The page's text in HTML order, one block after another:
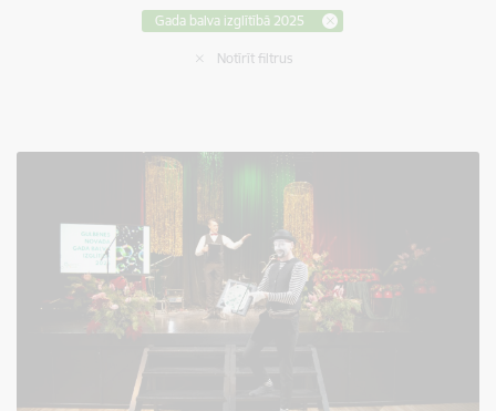
Gada balva izglītībā 2025
Notīrīt filtrus